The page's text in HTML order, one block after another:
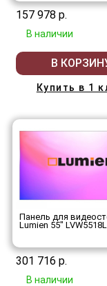
157 978 р.
В наличии
В
Купить в 1
Панель для
Lumien 55"
301 716 р.
В наличии